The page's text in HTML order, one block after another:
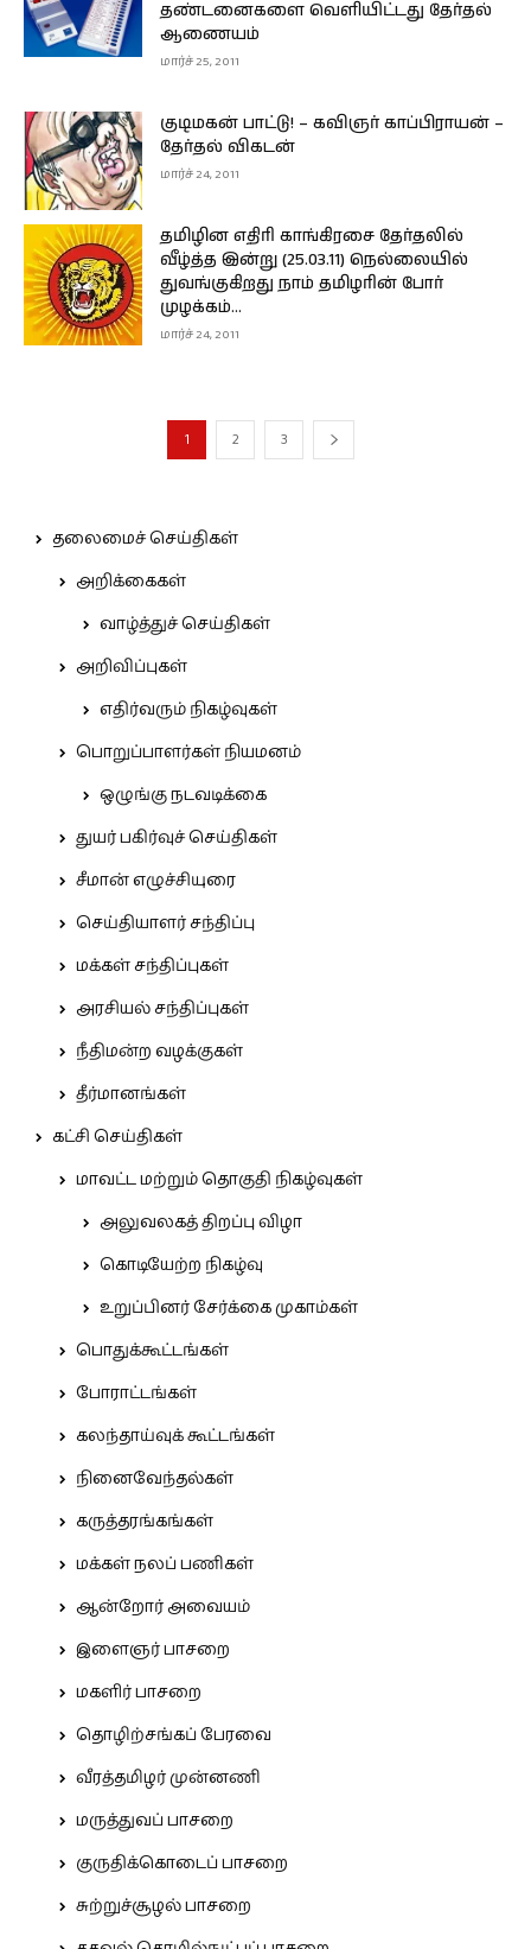
தண்டனைகளை வெளியிட்டது தேர்தல்
ஆணையம்
மார்ச் 25, 2011
குடிமகன் பாட்டு! – கவிஞர் காப்பிராயன் –
தேர்தல் விகடன்
மார்ச் 24, 2011
தமிழின எதிரி காங்கிரசை தேர்தலில்
வீழ்த்த இன்று (25.03.11) நெல்லையில்
துவங்குகிறது நாம் தமிழரின் போர்
முழக்கம்...
மார்ச் 24, 2011
1 2 3
தலைமைச் செய்திகள்
அறிக்கைகள்
வாழ்த்துச் செய்திகள்
அறிவிப்புகள்
எதிர்வரும் நிகழ்வுகள்
பொறுப்பாளர்கள் நியமனம்
ஒழுங்கு நடவடிக்கை
துயர் பகிர்வுச் செய்திகள்
சீமான் எழுச்சியுரை
செய்தியாளர் சந்திப்பு
மக்கள் சந்திப்புகள்
அரசியல் சந்திப்புகள்
நீதிமன்ற வழக்குகள்
தீர்மானங்கள்
கட்சி செய்திகள்
மாவட்ட மற்றும் தொகுதி நிகழ்வுகள்
அலுவலகத் திறப்பு விழா
கொடியேற்ற நிகழ்வு
உறுப்பினர் சேர்க்கை முகாம்கள்
பொதுக்கூட்டங்கள்
போராட்டங்கள்
கலந்தாய்வுக் கூட்டங்கள்
நினைவேந்தல்கள்
கருத்தரங்கங்கள்
மக்கள் நலப் பணிகள்
ஆன்றோர் அவையம்
இளைஞர் பாசறை
மகளிர் பாசறை
தொழிற்சங்கப் பேரவை
வீரத்தமிழர் முன்னணி
மருத்துவப் பாசறை
குருதிக்கொடைப் பாசறை
சுற்றுச்சூழல் பாசறை